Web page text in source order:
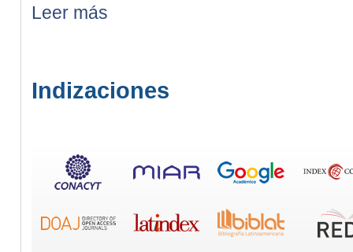
Leer más
Indizaciones